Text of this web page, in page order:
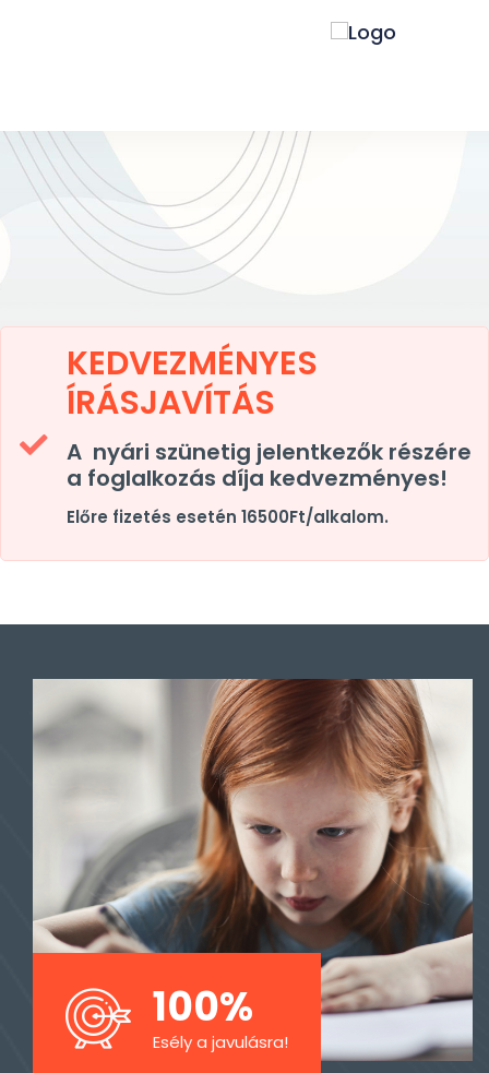
KEDVEZMÉNYES
ÍRÁSJAVÍTÁS
A nyári szünetig jelentkezők részére
a foglalkozás díja kedvezményes!
Előre fizetés esetén 16500Ft/alkalom.
100%
Esély a javulásra!